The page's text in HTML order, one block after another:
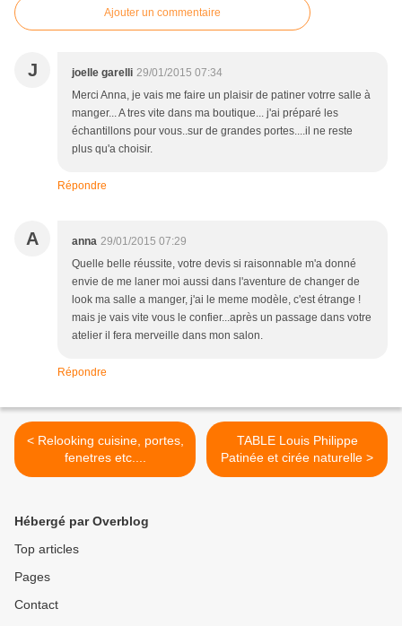
Ajouter un commentaire
J joelle garelli 29/01/2015 07:34
Merci Anna, je vais me faire un plaisir de patiner votrre salle à
manger... A tres vite dans ma boutique... j'ai préparé les
échantillons pour vous..sur de grandes portes....il ne reste
plus qu'a choisir.
Répondre
A anna 29/01/2015 07:29
Quelle belle réussite, votre devis si raisonnable m'a donné
envie de me laner moi aussi dans l'aventure de changer de
look ma salle a manger, j'ai le meme modèle, c'est étrange !
mais je vais vite vous le confier...après un passage dans votre
atelier il fera merveille dans mon salon.
Répondre
< Relooking cuisine, portes,
fenetres etc....
TABLE Louis Philippe
Patinée et cirée naturelle >
Hébergé par Overblog
Top articles
Pages
Contact